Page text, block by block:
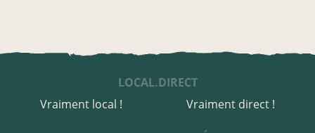
LOCAL.DIRECT
Vraiment local !
Vraiment direct !